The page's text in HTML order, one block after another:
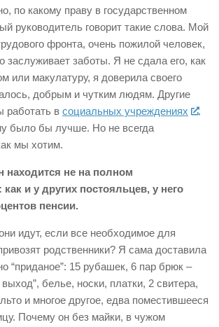
по какому праву в государственном
руководитель говорит такие слова. Мой
фронта, очень пожилой человек,
заслуживает заботы. Я не сдала его, как
или макулатуру, я доверила своего
добрым и чутким людям. Другие
работать в социальных учреждениях
.
было бы лучше. Но не всегда
мы хотим.
находится не на полном
как и у других постояльцев, у него
пенсии.
идут, если все необходимое для
родственники? Я сама доставила
“приданое”: 15 рубашек, 6 пар брюк –
белье, носки, платки, 2 свитера,
и многое другое, едва поместившееся
Почему он без майки, в чужом